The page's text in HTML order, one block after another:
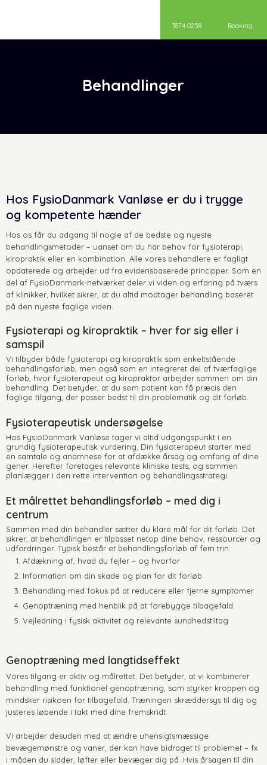
3874 0258 Booking
Behandlinger
Hos FysioDanmark Vanløse er du i trygge
og kompetente hænder
Hos os får du adgang til nogle af de bedste og nyeste
behandlingsmetoder – uanset om du har behov for fysioterapi,
kiropraktik eller en kombination. Alle vores behandlere er fagligt
opdaterede og arbejder ud fra evidensbaserede principper. Som en
del af FysioDanmark-netværket deler vi viden og erfaring på tværs
af klinikker, hvilket sikrer, at du altid modtager behandling baseret
på den nyeste faglige viden.
Fysioterapi og kiropraktik – hver for sig eller i
samspil
Vi tilbyder både fysioterapi og kiropraktik som enkeltstående
behandlingsforløb, men også som en integreret del af tværfaglige
forløb, hvor fysioterapeut og kiropraktor arbejder sammen om din
behandling. Det betyder, at du som patient kan få præcis den
faglige tilgang, der passer bedst til din problematik og dit forløb.
Fysioterapeutisk undersøgelse
Hos FysioDanmark Vanløse tager vi altid udgangspunkt i en
grundig fysioterapeutisk vurdering. Din fysioterapeut starter med
en samtale og anamnese for at afdække årsag og omfang af dine
gener. Herefter foretages relevante kliniske tests, og sammen
planlægger I den rette intervention og behandlingsstrategi.
Et målrettet behandlingsforløb – med dig i
centrum
Sammen med din behandler sætter du klare mål for dit forløb. Det
sikrer, at behandlingen er tilpasset netop dine behov, ressourcer og
udfordringer. Typisk består et behandlingsforløb af fem trin:
Afdækning af, hvad du fejler – og hvorfor
Information om din skade og plan for dit forløb
Behandling med fokus på at reducere eller fjerne symptomer
Genoptræning med henblik på at forebygge tilbagefald
Vejledning i fysisk aktivitet og relevante sundhedstiltag
Genoptræning med langtidseffekt
Vores tilgang er aktiv og målrettet. Det betyder, at vi kombinerer
behandling med funktionel genoptræning, som styrker kroppen og
mindsker risikoen for tilbagefald. Træningen skræddersys til dig og
justeres løbende i takt med dine fremskridt.
Vi arbejder desuden med at ændre uhensigtsmæssige
bevægemønstre og vaner, der kan have bidraget til problemet – fx
i måden du sidder, løfter eller bevæger dig på. Hvis årsagen til din